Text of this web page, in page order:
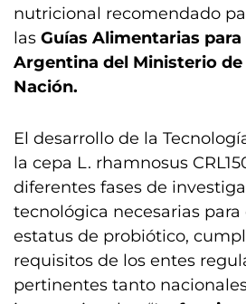
nutricional recomendado
las Guías Alimentarias
Argentina del Ministerio de
Nación.
El desarrollo de la
la cepa L. rhamnosus
diferentes fases de
tecnológica necesarias para
estatus de probiótico,
requisitos de los entes
pertinentes tanto